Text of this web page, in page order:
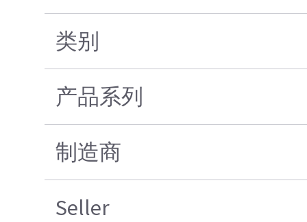
类别
产品系列
制造商
Seller